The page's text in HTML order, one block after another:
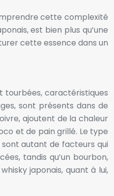
cette complexité
est bien plus qu’une
cette essence dans un
tourbées, caractéristiques
sont présents dans de
ajoutent de la chaleur
et de pain grillé. Le type
autant de facteurs qui
tandis qu’un bourbon,
japonais, quant à lui,